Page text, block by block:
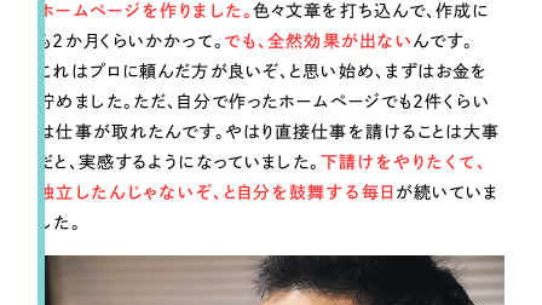
ホームページを作りました。 色々文章を打ち込んで、作成に
も2か月くらいかかって。 でも、全然効果が出ない んです。
これはプロに頼んだ方が良いぞ、と思い始め、まずはお金を
貯めました。ただ、自分で作ったホームページでも2件くらい
は仕事が取れたんです。やはり直接仕事を請けることは大事
だと、実感するようになっていました。 下請けをやりたくて、
独立したんじゃないぞ、と自分を鼓舞する毎日 が続いていま
した。